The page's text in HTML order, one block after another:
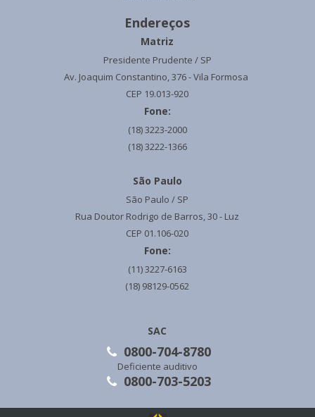
Endereços
Matriz
Presidente Prudente / SP
Av. Joaquim Constantino, 376 - Vila Formosa
CEP 19.013-920
Fone:
(18) 3223-2000
(18) 3222-1366
São Paulo
São Paulo / SP
Rua Doutor Rodrigo de Barros, 30 - Luz
CEP 01.106-020
Fone:
(11) 3227-6163
(18) 98129-0562
SAC
0800-704-8780
Deficiente auditivo
0800-703-5203